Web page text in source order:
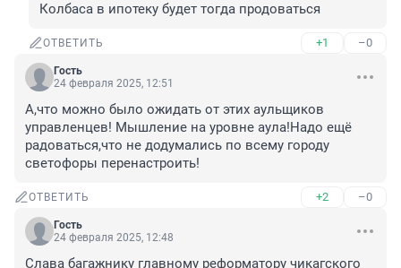
Колбаса в ипотеку будет тогда продоваться
ОТВЕТИТЬ +1 –0
Гость
24 февраля 2025, 12:51
А,что можно было ожидать от этих аульщиков
управленцев! Мышление на уровне аула!Надо ещё
радоваться,что не додумались по всему городу
светофоры перенастроить!
ОТВЕТИТЬ +2 –0
Гость
24 февраля 2025, 12:48
Слава багажнику главному реформатору чикагского